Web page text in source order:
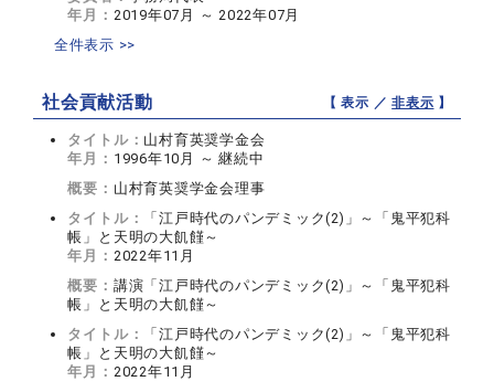
年月： 2019年07月 ～ 2022年07月
全件表示 >>
社会貢献活動 【 表示 ／非表示 】
タイトル： 山村育英奨学金会
年月： 1996年10月 ～ 継続中
概要： 山村育英奨学金会理事
タイトル：
「江戸時代のパンデミック(2)」～「鬼平犯科
帳」と天明の大飢饉～
年月： 2022年11月
概要： 講演「江戸時代のパンデミック(2)」～「鬼平犯科
帳」と天明の大飢饉～
タイトル：
「江戸時代のパンデミック(2)」～「鬼平犯科
帳」と天明の大飢饉～
年月： 2022年11月